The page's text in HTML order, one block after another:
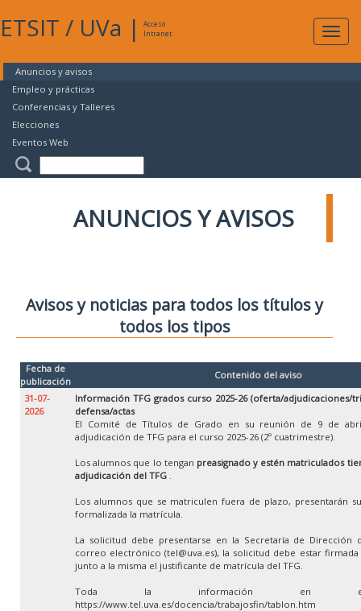
ETSIT / UVa |
Acceso
Intranet
Anuncios y avisos
Empleo y prácticas
Conferencias y Talleres
Elecciones
Eventos Web
ANUNCIOS Y AVISOS
Avisos y noticias para todos los títulos y
todos los tipos
Fecha de
publicación
Contenido del aviso
31-07-
2026
Información TFG grados curso 2025-26 (oferta/adjudicaciones/
defensa/actas
El Comité de Títulos de Grado en su reunión de 9 de
adjudicación de TFG para el curso 2025-26 (2º cuatrimestre).
Los alumnos que lo tengan preasignado y estén matriculados
adjudicación del TFG .
Los alumnos que se matriculen fuera de plazo, presentarán
formalizada la matrícula.
La solicitud debe presentarse en la Secretaría de Dirección
correo electrónico (tel@uva.es), la solicitud debe estar
junto a la misma el justificante de matrícula del TFG.
Toda la información en
https://www.tel.uva.es/docencia/trabajosfin/tablon.htm